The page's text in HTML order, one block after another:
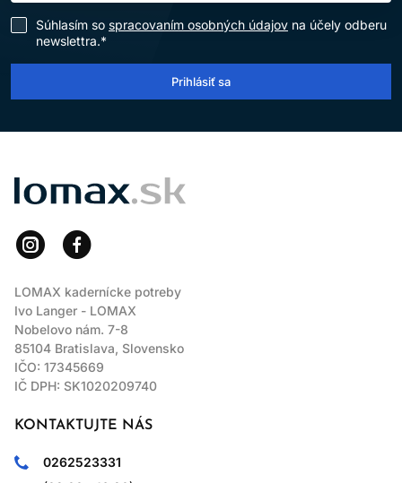
Súhlasím so spracovaním osobných údajov na účely odberu
newslettra.*
Prihlásiť sa
LOMAX
LOMAX kadernícke potreby
Ivo Langer - LOMAX
Nobelovo nám. 7-8
85104 Bratislava, Slovensko
IČO: 17345669
IČ DPH: SK1020209740
KONTAKTUJTE NÁS
0262523331